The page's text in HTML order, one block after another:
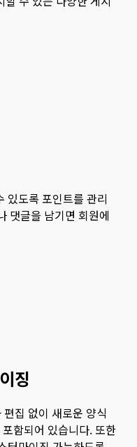
있도록 포인트를 관리
댓글을 남기면 회원에
징
집 없이 새로운 양식
함되어 있습니다. 또한